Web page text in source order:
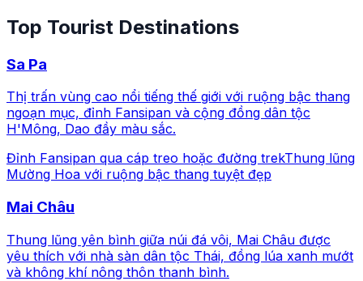
Top Tourist Destinations
Sa Pa
Thị trấn vùng cao nổi tiếng thế giới với ruộng bậc thang
ngoạn mục, đỉnh Fansipan và cộng đồng dân tộc
H'Mông, Dao đầy màu sắc.
Đỉnh Fansipan qua cáp treo hoặc đường trekThung lũng
Mường Hoa với ruộng bậc thang tuyệt đẹp
Mai Châu
Thung lũng yên bình giữa núi đá vôi, Mai Châu được
yêu thích với nhà sàn dân tộc Thái, đồng lúa xanh mướt
và không khí nông thôn thanh bình.